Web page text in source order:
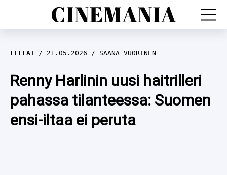
LEFFAT
SARJAT
TV
LEFFAHERKUT
LEFFAT 21.05.2026 SAANA VUORINEN
Renny Harlinin uusi haitrilleri
pahassa tilanteessa: Suomen
ensi-iltaa ei peruta